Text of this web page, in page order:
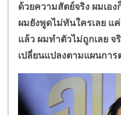
ด้วยความสัตย์จริง ผมเอ
ผมยังพูดไม่ทันใครเลย แ
แล้ว ผมทำตัวไม่ถูกเลย
เปลี่ยนแปลงตามแผนการ